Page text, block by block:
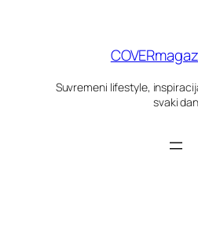
Suvremeni lifestyle,
svaki dan